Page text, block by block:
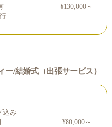
¥130,000～
ー/結婚式（出張サービス）
込み
¥80,000～